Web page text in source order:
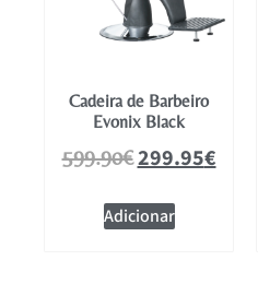
Cadeira de Barbeiro
Evonix Black
599.90€299.95€
Adicionar